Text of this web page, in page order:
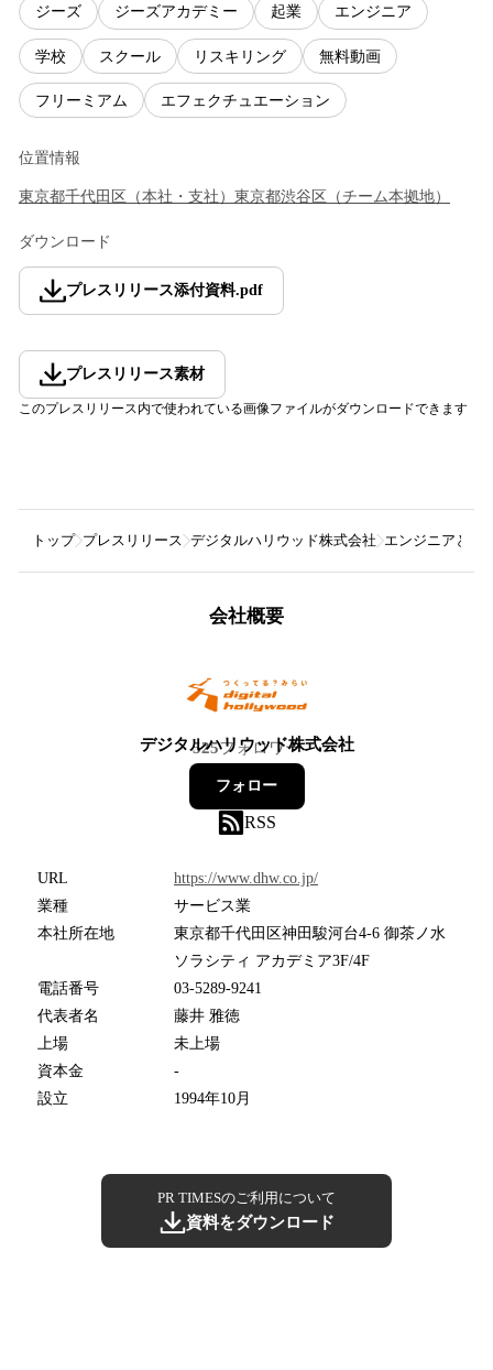
ジーズ ジーズアカデミー 起業 エンジニア
学校 スクール リスキリング 無料動画
フリーミアム エフェクチュエーション
位置情報
東京都千代田区 （本社・支社 ） 東京都渋谷区 （チーム本拠地）
ダウンロード
プレスリリース添付資料.pdf
プレスリリース素材
このプレスリリース内で使われている画像ファイルがダウンロードできます
トップ プレスリリース デジタルハリウッド株式会社 エンジニアと起
会社概要
デジタルハリウッド株式会社
525フォロワー
フォロー
RSS
URL
https://www.dhw.co.jp/
業種
サービス業
本社所在地
東京都千代田区神田駿河台4-6 御茶ノ水
ソラシティ アカデミア3F/4F
電話番号
03-5289-9241
代表者名
藤井 雅徳
上場
未上場
資本金
-
設立
1994年10月
PR TIMESのご利用について
資料をダウンロード